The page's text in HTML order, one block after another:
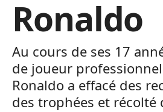
Ronaldo
Au cours de ses 17
de joueur
Ronaldo a effacé des
des trophées et récolté